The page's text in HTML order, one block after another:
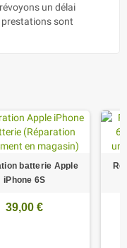
un délai
prestations sont
batterie Apple
iPhone 6S
39,00 €